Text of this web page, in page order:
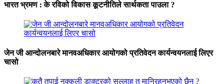
भारत भ्रमण : के रविको विकास कूटनीतिले सार्थकता पाउला ?
जेन जी आन्दोलनबारे मानवअधिकार आयोगको प्रतिवेदन कार्यन्वयनलाई लिएर
चासो